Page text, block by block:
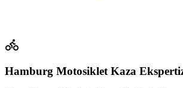
Hamburg Motosiklet Kaza